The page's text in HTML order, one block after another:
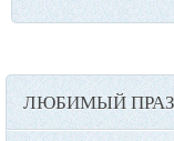
ЛЮБИМЫЙ